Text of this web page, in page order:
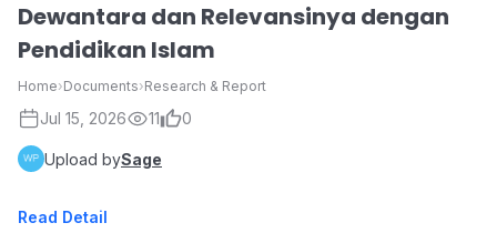
Dewantara dan Relevansinya dengan
Pendidikan Islam
Home›Documents›Research & Report
Jul 15, 2026 11 0
Upload bySage
Read Detail